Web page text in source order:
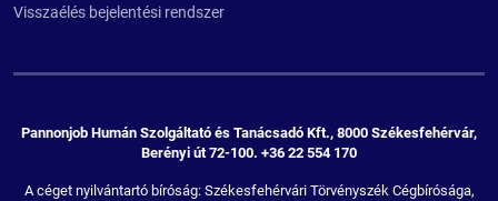
Visszaélés bejelentési rendszer
Pannonjob Humán Szolgáltató és Tanácsadó Kft., 8000 Székesfehérvár,
Berényi út 72-100. +36 22 554 170
A céget nyilvántartó bíróság: Székesfehérvári Törvényszék Cégbírósága,